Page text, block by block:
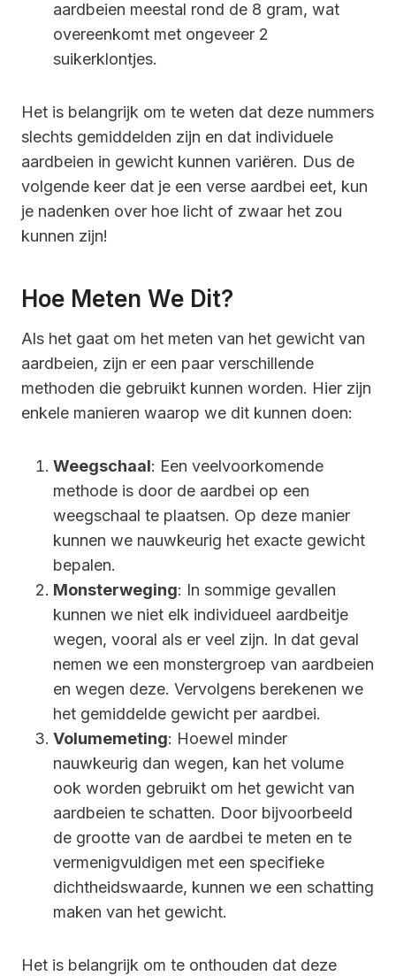
aardbeien meestal rond de 8 gram, wat
overeenkomt met ongeveer 2
suikerklontjes.
Het is belangrijk om te weten dat deze nummers
slechts gemiddelden zijn en dat individuele
aardbeien in gewicht kunnen variëren. Dus de
volgende keer dat je een verse aardbei eet, kun
je nadenken over hoe licht of zwaar het zou
kunnen zijn!
Hoe Meten We Dit?
Als het gaat om het meten van het gewicht van
aardbeien, zijn er een paar verschillende
methoden die gebruikt kunnen worden. Hier zijn
enkele manieren waarop we dit kunnen doen:
Weegschaal: Een veelvoorkomende
methode is door de aardbei op een
weegschaal te plaatsen. Op deze manier
kunnen we nauwkeurig het exacte gewicht
bepalen.
Monsterweging: In sommige gevallen
kunnen we niet elk individueel aardbeitje
wegen, vooral als er veel zijn. In dat geval
nemen we een monstergroep van aardbeien
en wegen deze. Vervolgens berekenen we
het gemiddelde gewicht per aardbei.
Volumemeting: Hoewel minder
nauwkeurig dan wegen, kan het volume
ook worden gebruikt om het gewicht van
aardbeien te schatten. Door bijvoorbeeld
de grootte van de aardbei te meten en te
vermenigvuldigen met een specifieke
dichtheidswaarde, kunnen we een schatting
maken van het gewicht.
Het is belangrijk om te onthouden dat deze